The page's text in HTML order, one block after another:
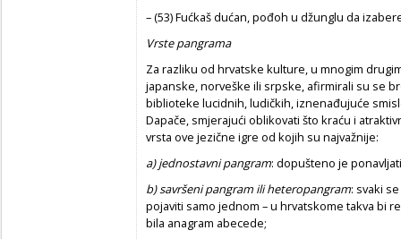
– (53) Fućkaš dućan, pođoh u džunglu da
Vrste pangrama
Za razliku od hrvatske kulture, u mnogim
japanske, norveške ili srpske, afirmirali su se
biblioteke lucidnih, ludičkih, iznenađujuće
Dapače, smjerajući oblikovati što kraću i
vrsta ove jezične igre od kojih su najvažnije:
a) jednostavni pangram: dopušteno je
b) savršeni pangram ili heteropangram: svaki
pojaviti samo jednom – u hrvatskome takva bi
bila anagram abecede;